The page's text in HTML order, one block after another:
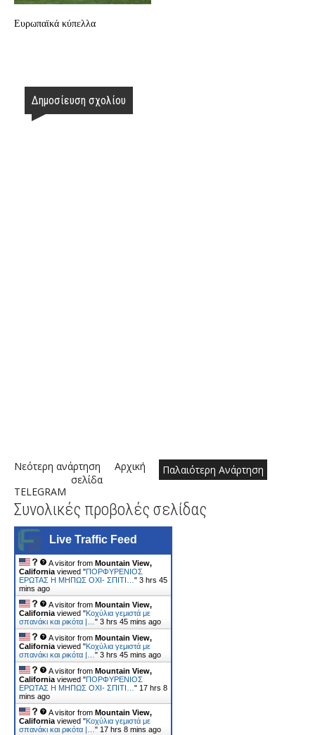
Ευρωπαϊκά κύπελλα
Δημοσίευση σχολίου
Νεότερη ανάρτηση Παλαιότερη Ανάρτηση
Αρχική
σελίδα
TELEGRAM
Συνολικές προβολές σελίδας
Live Traffic Feed
A visitor from Mountain View,
California viewed "ΠΟΡΦΥΡΕΝΙΟΣ
ΕΡΩΤΑΣ Η ΜΗΠΩΣ ΟΧΙ- ΣΠΙΤΙ… " 3 hrs 45
mins ago
A visitor from Mountain View,
California viewed "Κοχύλια γεμιστά με
σπανάκι και ρικότα |… " 3 hrs 45 mins ago
A visitor from Mountain View,
California viewed "Κοχύλια γεμιστά με
σπανάκι και ρικότα |… " 3 hrs 45 mins ago
A visitor from Mountain View,
California viewed "ΠΟΡΦΥΡΕΝΙΟΣ
ΕΡΩΤΑΣ Η ΜΗΠΩΣ ΟΧΙ- ΣΠΙΤΙ… " 17 hrs 8
mins ago
A visitor from Mountain View,
California viewed "Κοχύλια γεμιστά με
σπανάκι και ρικότα |… " 17 hrs 8 mins ago